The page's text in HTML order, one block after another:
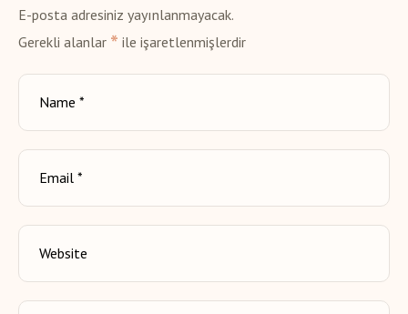
E-posta adresiniz yayınlanmayacak.
Gerekli alanlar * ile işaretlenmişlerdir